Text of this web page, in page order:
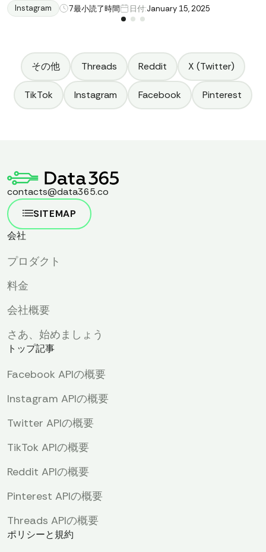
本から将来のトレンドや課題まで、この資料ではあらゆる
Instagram 7最小読了時間 日付:January 15, 2025
その他 Threads Reddit X (Twitter)
TikTok Instagram Facebook Pinterest
contacts@data365.co
SITEMAP
会社
プロダクト
料金
会社概要
さあ、始めましょう
トップ記事
Facebook APIの概要
Instagram APIの概要
Twitter APIの概要
TikTok APIの概要
Reddit APIの概要
Pinterest APIの概要
Threads APIの概要
ポリシーと規約